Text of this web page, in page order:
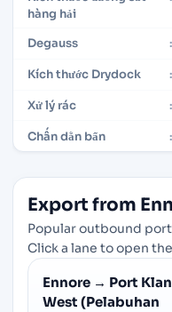
hàng hải
Degauss :
Kích thước Drydock :
Xử lý rác :
Chấn dằn bẩn :
Export from
Popular outbound
Click a lane to open
Ennore → Port
West (Pelabuhan